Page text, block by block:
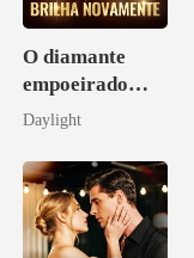
O diamante
empoeirado
brilha
Daylight